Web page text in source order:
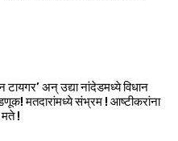
अन् उद्या नांदेडमध्ये विधान
मतदारांमध्ये संभ्रम ! आष्टीकरांना
!